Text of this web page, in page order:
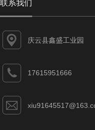
联系我们
庆云县鑫盛工业园
17615951666